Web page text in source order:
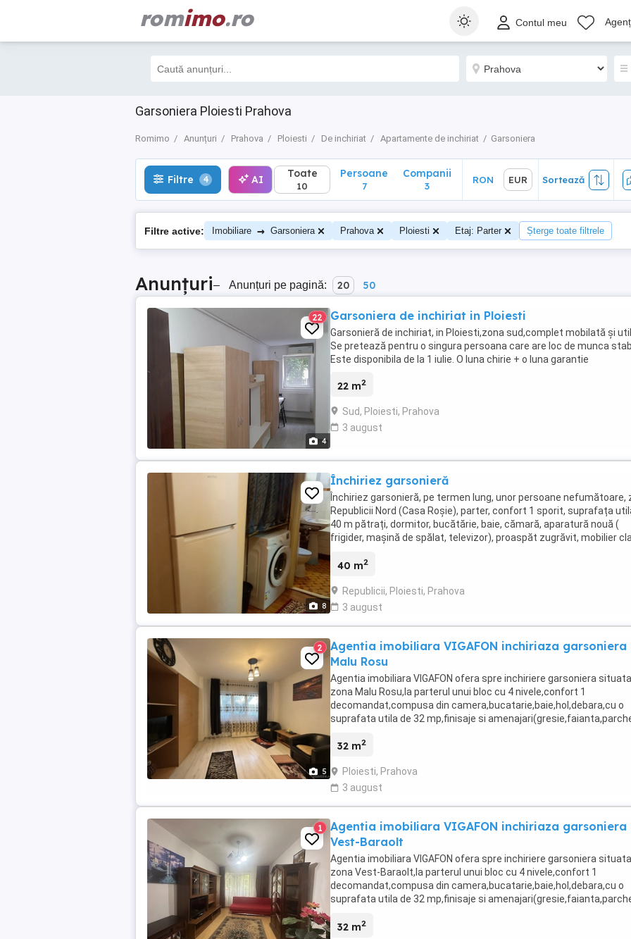
romimo.ro Contul meu
Garsoniera Ploiesti Prahova
Romimo Anunțuri Prahova Ploiesti De inchiriat Apartamente de inchiriat Garsoniera
Filtre 4 AI RON EUR Sortează
Filtre 4 AI Toate
10
Persoane
7
Companii
3
RON EUR Sortează
Filtre active: Imobiliare → Garsoniera Prahova Ploiesti Etaj: Parter Șterge toate filtrele
Anunțuri– Anunțuri pe pagină: 20 50
4
22 Garsoniera de inchiriat in Ploiesti
Garsonieră de inchiriat, in Ploiesti,zona sud,complet mobilată și
Se pretează pentru o singura persoana care are loc de munca
Este disponibila de la 1 iulie. O luna chirie + o luna garantie
22 m2
Sud, Ploiesti, Prahova
3 august
8
Închiriez garsonieră
Închiriez garsonieră, pe termen lung, unor persoane nefumătoare,
Republicii Nord (Casa Roșie), parter, confort 1 sporit, suprafața
40 m pătrați, dormitor, bucătărie, baie, cămară, aparatură nouă (
frigider, mașină de spălat, televizor), proaspăt zugrăvit, mobilier
40 m2
Republicii, Ploiesti, Prahova
3 august
5
2
Agentia imobiliara VIGAFON inchiriaza garsoniera
Malu Rosu
Agentia imobiliara VIGAFON ofera spre inchiriere garsoniera
zona Malu Rosu,la parterul unui bloc cu 4 nivele,confort 1
decomandat,compusa din camera,bucatarie,baie,hol,debara,cu o
suprafata utila de 32 mp,finisaje si
32 m2
Ploiesti, Prahova
3 august
1
Agentia imobiliara VIGAFON inchiriaza garsoniera
Vest-Baraolt
Agentia imobiliara VIGAFON ofera spre inchiriere garsoniera
zona Vest-Baraolt,la parterul unui bloc cu 4 nivele,confort 1
decomandat,compusa din camera,bucatarie,baie,hol,debara,cu o
suprafata utila de 32 mp,finisaje si
32 m2